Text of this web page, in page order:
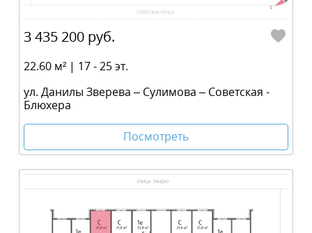
3 435 200 руб.
22.60 м² | 17 - 25 эт.
ул. Данилы Зверева – Сулимова – Советская -
Блюхера
Посмотреть